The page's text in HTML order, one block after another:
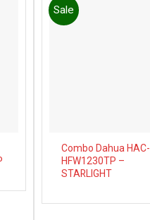
Sale
Combo Dahua HAC-
HFW1230TP –
STARLIGHT